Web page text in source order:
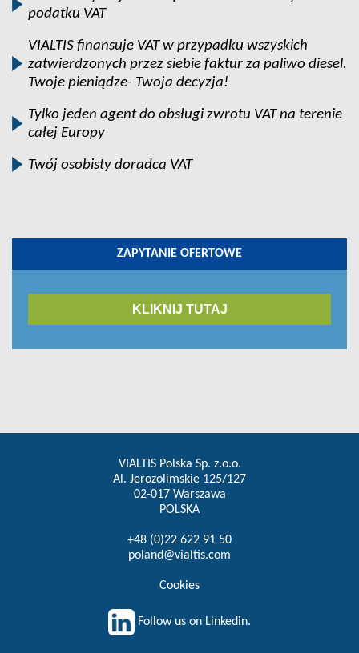
podatku VAT
VIALTIS finansuje VAT w przypadku wszyskich
zatwierdzonych przez siebie faktur za paliwo diesel.
Twoje pieniądze- Twoja decyzja!
Tylko jeden agent do obsługi zwrotu VAT na terenie
całej Europy
Twój osobisty doradca VAT
ZAPYTANIE OFERTOWE
KLIKNIJ TUTAJ
VIALTIS Polska Sp. z.o.o.
Al. Jerozolimskie 125/127
02-017 Warszawa
POLSKA
+48 (0)22 622 91 50
poland@vialtis.com
Cookies
Follow us on Linkedin.